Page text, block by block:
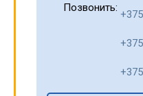
Позвонить: